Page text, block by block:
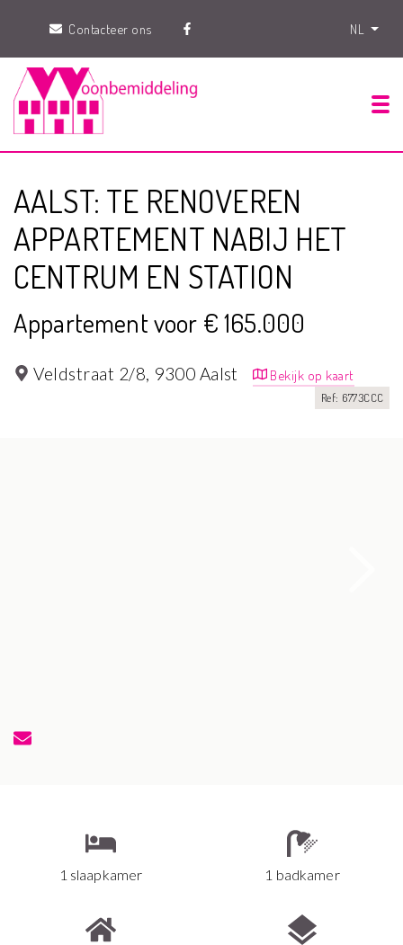
Contacteer ons NL
AALST: TE RENOVEREN
APPARTEMENT NABIJ HET
CENTRUM EN STATION
Appartement voor € 165.000
Veldstraat 2/8, 9300 Aalst Bekijk op kaart
Ref: 6773CCC
1 slaapkamer 1 badkamer